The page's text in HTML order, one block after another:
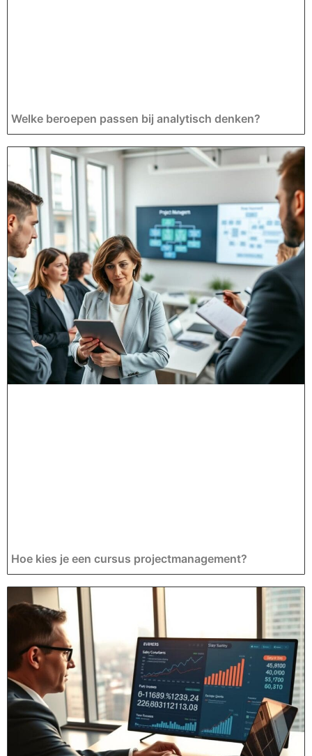
Welke beroepen passen bij analytisch denken?
Hoe kies je een cursus projectmanagement?